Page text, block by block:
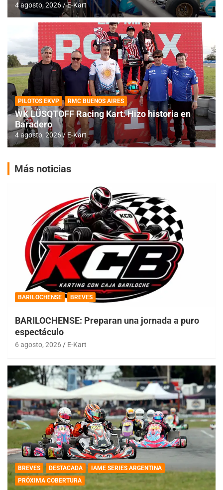
4 agosto, 2026 E-Kart
PILOTOS EKVP RMC BUENOS AIRES
WK LÜSQTOFF Racing Kart: Hizo historia en
Baradero
4 agosto, 2026 E-Kart
Más noticias
BARILOCHENSE BREVES
BARILOCHENSE: Preparan una jornada a puro
espectáculo
6 agosto, 2026 E-Kart
BREVES DESTACADA
IAME SERIES ARGENTINA
PRÓXIMA COBERTURA